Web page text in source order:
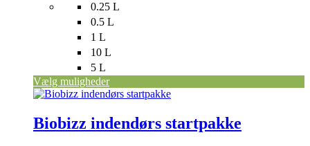
0.25 L
0.5 L
1 L
10 L
5 L
Vælg muligheder
Biobizz indendørs startpakke